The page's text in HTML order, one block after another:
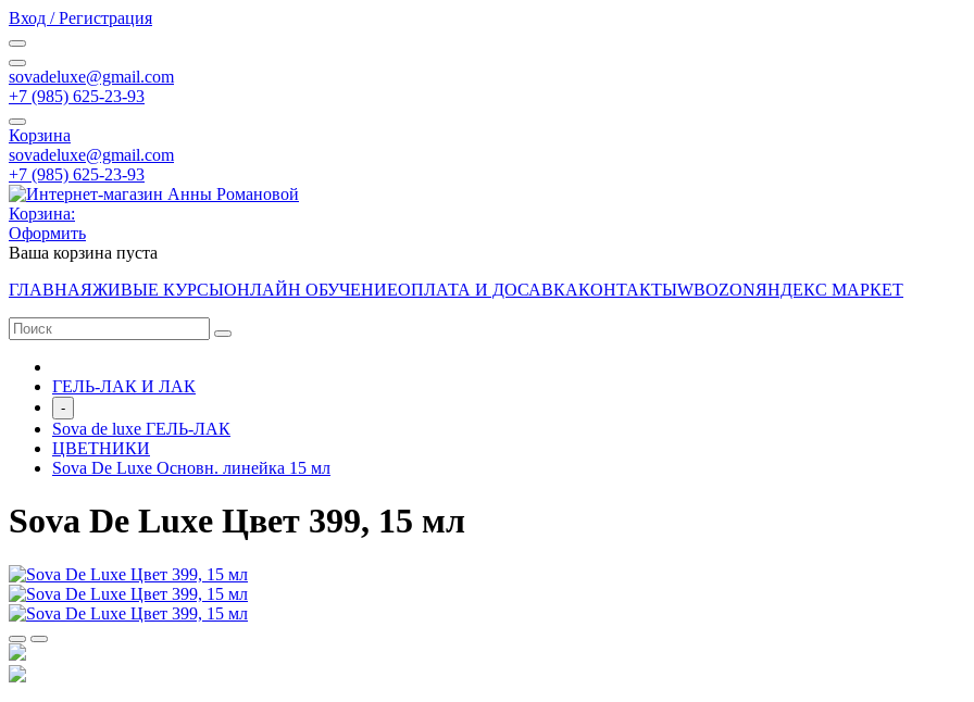
Вход / Регистрация
sovadeluxe@gmail.com
‭+7 (985) 625-23-93‬
Корзина
sovadeluxe@gmail.com
‭+7 (985) 625-23-93‬
Корзина:
Оформить
Ваша корзина пуста
ГЛАВНАЯЖИВЫЕ КУРСЫОНЛАЙН ОБУЧЕНИЕОПЛАТА И ДОСАВКАКОНТАКТЫWBOZONЯНДЕКС МАРКЕТ
ГЕЛЬ-ЛАК И ЛАК
-
Sova de luxe ГЕЛЬ-ЛАК
ЦВЕТНИКИ
Sova De Luxe Основн. линейка 15 мл
Sova De Luxe Цвет 399, 15 мл